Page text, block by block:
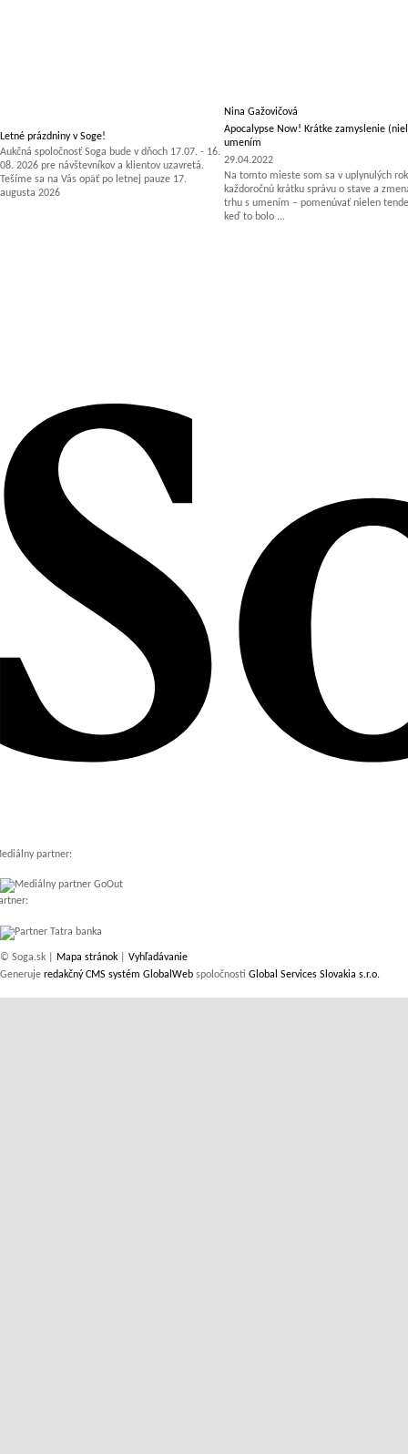
Letné prázdniny v Soge!
Aukčná spoločnosť Soga bude v dňoch 17.07. - 16.
08. 2026 pre návštevníkov a klientov uzavretá.
Tešíme sa na Vás opäť po letnej pauze 17.
augusta 2026
Nina Gažovičová
Apocalypse Now! Krátke zamyslenie
umením
29.04.2022
Na tomto mieste som sa v uplynulých
každoročnú krátku správu o stave a
trhu s umením – pomenúvať nielen
keď to bolo ...
partner:
© Soga.sk | Mapa stránok
Vyhľadávanie
Generuje redakčný CMS systém GlobalWeb spoločnosti Global Services Slovakia s.r.o.